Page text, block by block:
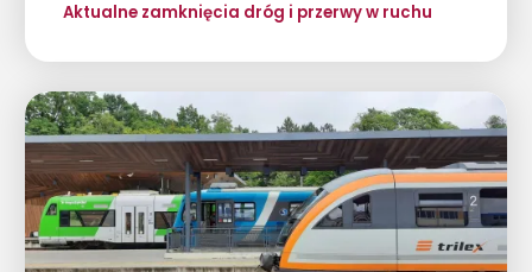
Aktualne zamknięcia dróg i przerwy w ruchu